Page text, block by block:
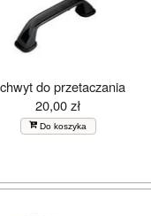
do przetaczania
20,00 zł
Do koszyka